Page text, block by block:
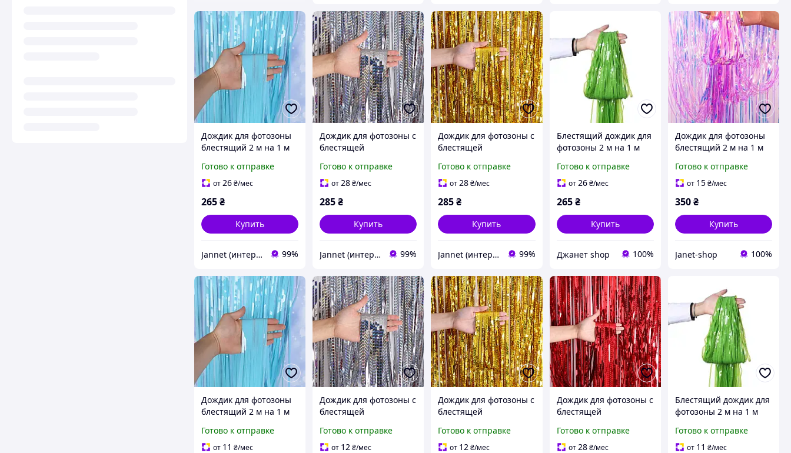
Дождик для фотозоны
блестящий 2 м на 1 м
Готово к отправке
от 26₴/мес
265₴
Купить
Jannet (интернет-магазин) 99%
Дождик для фотозоны с
блестящей
серебристый
Готово к отправке
от28₴/мес
285₴
Купить
Jannet (интернет-магазин) 99%
Дождик для фотозоны с
блестящей
золотистый
Готово к отправке
от28₴/мес
285₴
Купить
Jannet (интернет-магазин) 99%
Блестящий дождик для
фотозоны 2 м на 1 м
Готово к отправке
от 26 ₴/мес
265 ₴
Купить
Джанет shop 100%
Дождик для фотозоны
блестящий 2 м на 1 м
рожевий
Готово к отправке
от 15₴/мес
350₴
Купить
Janet-shop 100%
Дождик для фотозоны
блестящий 2 м на 1 м
Готово к отправке
от 11 ₴/мес
Дождик для фотозоны с
блестящей
серебристый
Готово к отправке
от 12₴/мес
Дождик для фотозоны с
блестящей
золотистый
Готово к отправке
от 12₴/мес
Дождик для фотозоны с
блестящей
красный
Готово к отправке
от28 ₴/мес
Блестящий дождик для
фотозоны 2 м на 1 м
Готово к отправке
от 11 ₴/мес